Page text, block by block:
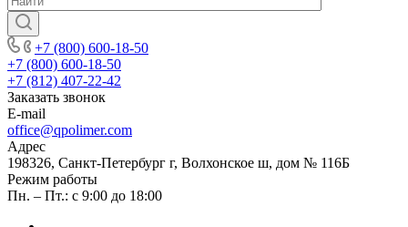
+7 (800) 600-18-50
+7 (800) 600-18-50
+7 (812) 407-22-42
Заказать звонок
E-mail
office@qpolimer.com
Адрес
198326, Санкт-Петербург г, Волхонское ш, дом № 116Б
Режим работы
Пн. – Пт.: с 9:00 до 18:00